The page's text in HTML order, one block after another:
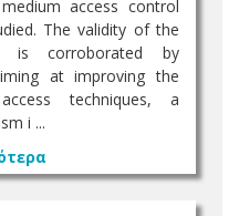
access control
The validity of the
is corroborated by
at improving the
techniques, a
i ...